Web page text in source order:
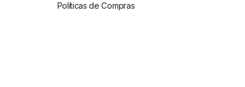
Políticas de Compras